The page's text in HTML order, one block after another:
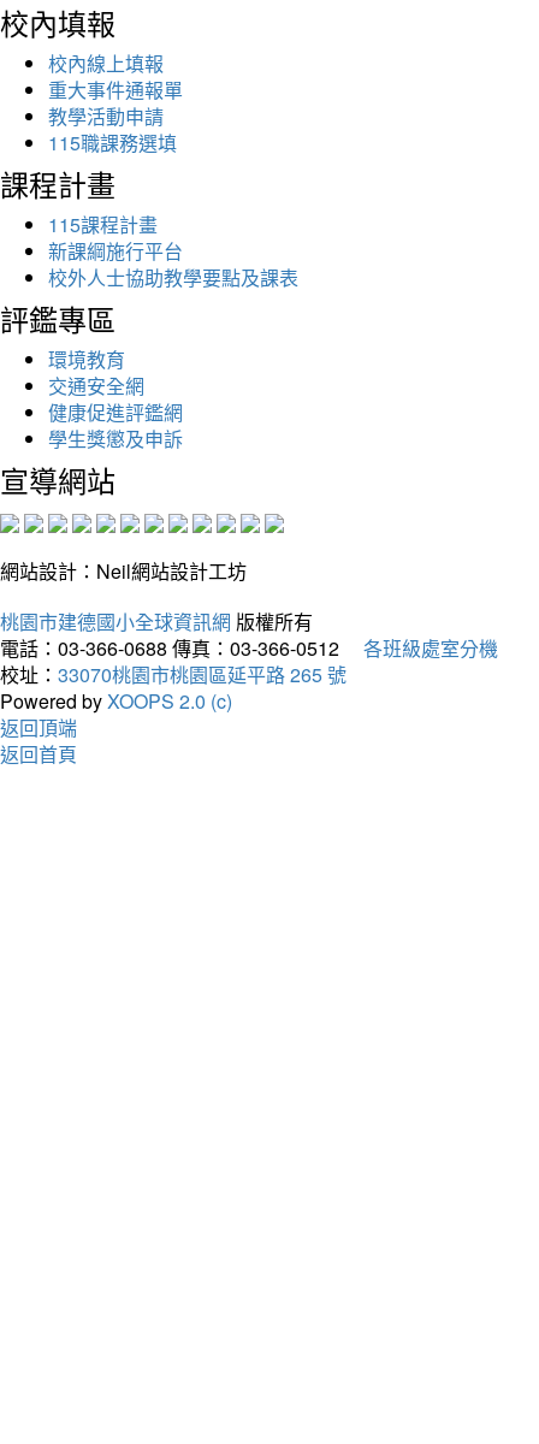
校內填報
校內線上填報
重大事件通報單
教學活動申請
115職課務選填
課程計畫
115課程計畫
新課綱施行平台
校外人士協助教學要點及課表
評鑑專區
環境教育
交通安全網
健康促進評鑑網
學生獎懲及申訴
宣導網站
網站設計：Neil網站設計工坊
桃園市建德國小全球資訊網 版權所有
電話：03-366-0688 傳真：03-366-0512
各班級處室分機
校址： 33070桃園市桃園區延平路 265 號
Powered byXOOPS 2.0 (c)
返回頂端
返回首頁